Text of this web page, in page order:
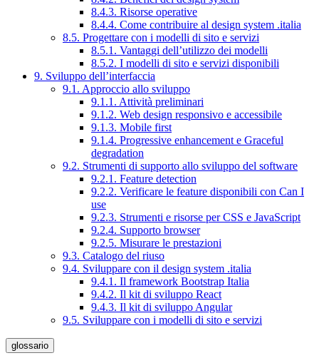
8.4.3. Risorse operative
8.4.4. Come contribuire al design system .italia
8.5. Progettare con i modelli di sito e servizi
8.5.1. Vantaggi dell’utilizzo dei modelli
8.5.2. I modelli di sito e servizi disponibili
9. Sviluppo dell’interfaccia
9.1. Approccio allo sviluppo
9.1.1. Attività preliminari
9.1.2. Web design responsivo e accessibile
9.1.3. Mobile first
9.1.4. Progressive enhancement e Graceful
degradation
9.2. Strumenti di supporto allo sviluppo del software
9.2.1. Feature detection
9.2.2. Verificare le feature disponibili con Can I
use
9.2.3. Strumenti e risorse per CSS e JavaScript
9.2.4. Supporto browser
9.2.5. Misurare le prestazioni
9.3. Catalogo del riuso
9.4. Sviluppare con il design system .italia
9.4.1. Il framework Bootstrap Italia
9.4.2. Il kit di sviluppo React
9.4.3. Il kit di sviluppo Angular
9.5. Sviluppare con i modelli di sito e servizi
glossario